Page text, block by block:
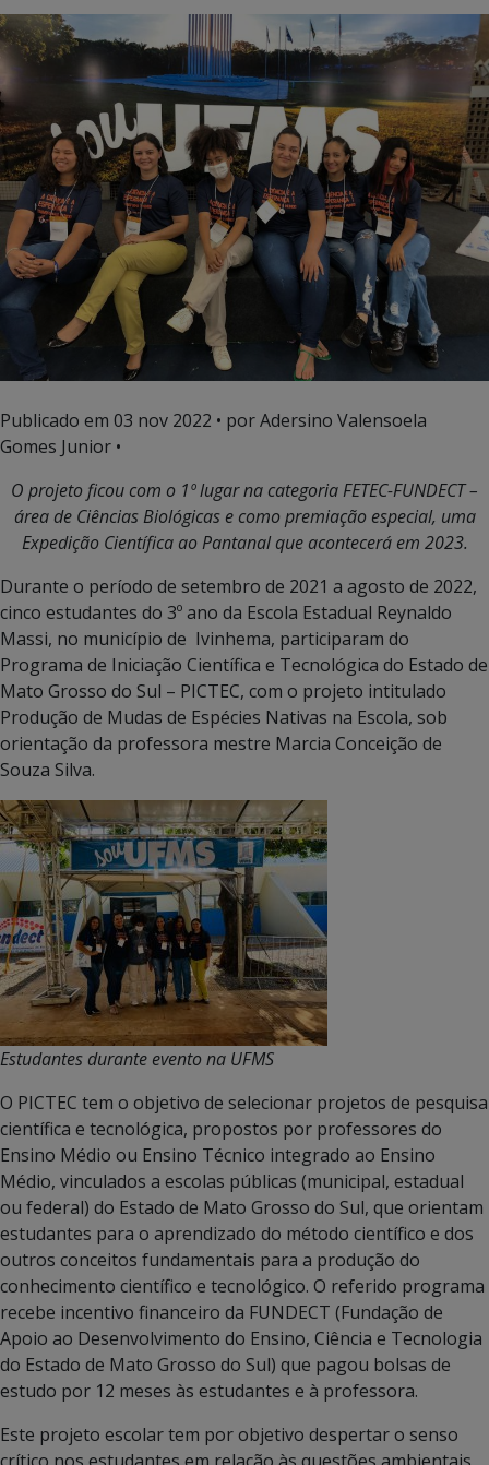
Publicado em 03 nov 2022 • por Adersino Valensoela
Gomes Junior •
O projeto ficou com o 1º lugar na categoria FETEC-FUNDECT –
área de Ciências Biológicas e como premiação especial, uma
Expedição Científica ao Pantanal que acontecerá em 2023.
Durante o período de setembro de 2021 a agosto de 2022,
cinco estudantes do 3º ano da Escola Estadual Reynaldo
Massi, no município de Ivinhema, participaram do
Programa de Iniciação Científica e Tecnológica do Estado de
Mato Grosso do Sul – PICTEC, com o projeto intitulado
Produção de Mudas de Espécies Nativas na Escola, sob
orientação da professora mestre Marcia Conceição de
Souza Silva.
Estudantes durante evento na UFMS
O PICTEC tem o objetivo de selecionar projetos de pesquisa
científica e tecnológica, propostos por professores do
Ensino Médio ou Ensino Técnico integrado ao Ensino
Médio, vinculados a escolas públicas (municipal, estadual
ou federal) do Estado de Mato Grosso do Sul, que orientam
estudantes para o aprendizado do método científico e dos
outros conceitos fundamentais para a produção do
conhecimento científico e tecnológico. O referido programa
recebe incentivo financeiro da FUNDECT (Fundação de
Apoio ao Desenvolvimento do Ensino, Ciência e Tecnologia
do Estado de Mato Grosso do Sul) que pagou bolsas de
estudo por 12 meses às estudantes e à professora.
Este projeto escolar tem por objetivo despertar o senso